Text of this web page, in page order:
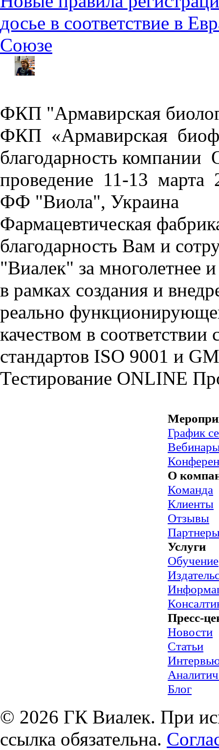
досье в соответствие в
Союзе
ФКП "Армавирская
ФКП «Армавирская
благодарность
проведение 11-13 марта
ФФ "Виола", Украина
Фармацевтическая
благодарность Вам и
"Виалек" за многолетнее
в рамках создания и
реально
качеством в
стандартов ISO 9001 и
Тестирование ONLINE
График
О
Команда
Клиенты
Отзывы
Услуги
Обучение
Пресс-
Новости
Статьи
Блог
© 2026 ГК Виалек. При
ссылка обязательна.